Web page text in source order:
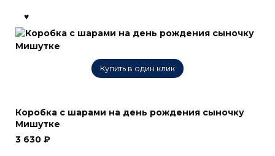
Купить в один клик
Коробка с шарами на день рождения сыночку
Мишутке
3 630 ₽